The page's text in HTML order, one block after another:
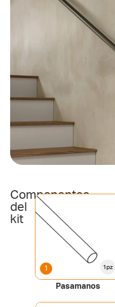
Componentes
del
kit
1 1pz
Pasamanos